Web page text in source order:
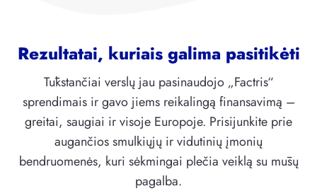
Rezultatai, kuriais galima pasitikėti
Tūkstančiai verslų jau pasinaudojo „Factris“
sprendimais ir gavo jiems reikalingą finansavimą –
greitai, saugiai ir visoje Europoje. Prisijunkite prie
augančios smulkiųjų ir vidutinių įmonių
bendruomenės, kuri sėkmingai plečia veiklą su mūsų
pagalba.